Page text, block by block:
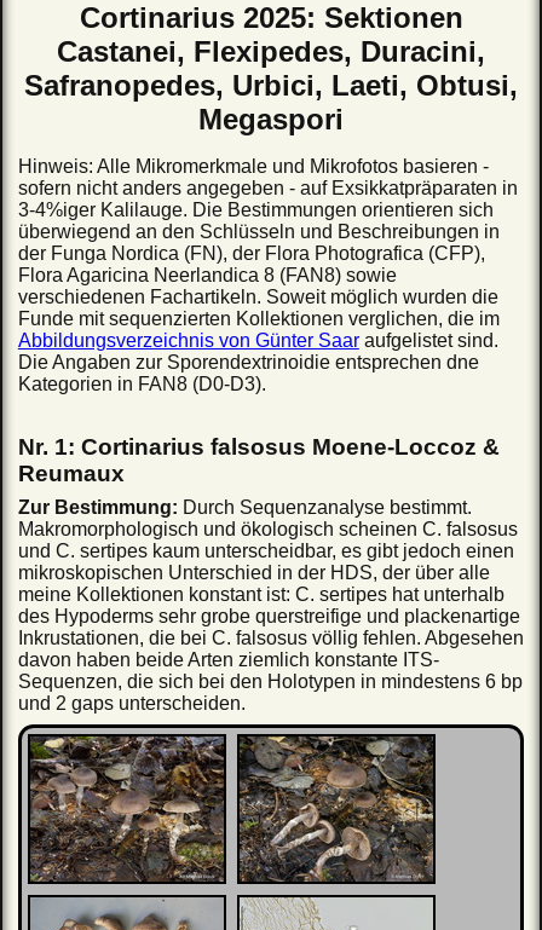
Cortinarius 2025: Sektionen
Castanei, Flexipedes, Duracini,
Safranopedes, Urbici, Laeti, Obtusi,
Megaspori
Hinweis: Alle Mikromerkmale und Mikrofotos basieren -
sofern nicht anders angegeben - auf Exsikkatpräparaten in
3-4%iger Kalilauge. Die Bestimmungen orientieren sich
überwiegend an den Schlüsseln und Beschreibungen in
der Funga Nordica (FN), der Flora Photografica (CFP),
Flora Agaricina Neerlandica 8 (FAN8) sowie
verschiedenen Fachartikeln. Soweit möglich wurden die
Funde mit sequenzierten Kollektionen verglichen, die im
Abbildungsverzeichnis von Günter Saaraufgelistet sind.
Die Angaben zur Sporendextrinoidie entsprechen dne
Kategorien in FAN8 (D0-D3).
Nr. 1: Cortinarius falsosus Moene-Loccoz &
Reumaux
Zur Bestimmung: Durch Sequenzanalyse bestimmt.
Makromorphologisch und ökologisch scheinen C. falsosus
und C. sertipes kaum unterscheidbar, es gibt jedoch einen
mikroskopischen Unterschied in der HDS, der über alle
meine Kollektionen konstant ist: C. sertipes hat unterhalb
des Hypoderms sehr grobe querstreifige und plackenartige
Inkrustationen, die bei C. falsosus völlig fehlen. Abgesehen
davon haben beide Arten ziemlich konstante ITS-
Sequenzen, die sich bei den Holotypen in mindestens 6 bp
und 2 gaps unterscheiden.